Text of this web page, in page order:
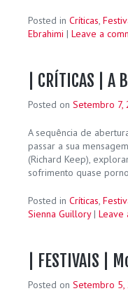
Posted in Críticas,
Ebrahimi | Leave a
| CRÍTICAS | A
Posted on Setembro 7,
A sequência de
passar a sua
(Richard Keep),
sofrimento quase
Posted in Críticas,
Sienna Guillory | Leave
| FESTIVAIS
Posted on Setembro 5,